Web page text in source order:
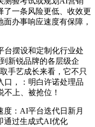
了一条风险更低、收效更
办事响应速度有保障，
摆设和定制化行业处
新锐品牌的各层级企
手艺成长来看，它不只
口，：明白许诺处理品
上、被抢位！
：AI平台迭代日新月
通过生成式AI优化